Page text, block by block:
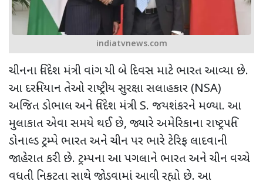
indiatvnews.com
ચીનના વિદેશ મંત્રી વાંગ યી બે દિવસ માટે ભારત આવ્યા છે.
આ દરમિયાન તેઓ રાષ્ટ્રીય સુરક્ષા સલાહકાર (NSA)
અજિત ડોભાલ અને વિદેશ મંત્રી S. જયશંકરને મળ્યા. આ
મુલાકાત એવા સમયે થઈ છે, જ્યારે અમેરિકાના રાષ્ટ્રપતિ
ડોનાલ્ડ ટ્રમ્પે ભારત અને ચીન પર ભારે ટેરિફ લાદવાની
જાહેરાત કરી છે. ટ્રમ્પના આ પગલાને ભારત અને ચીન વચ્ચે
વધતી નિકટતા સાથે જોડવામાં આવી રહ્યો છે. આ